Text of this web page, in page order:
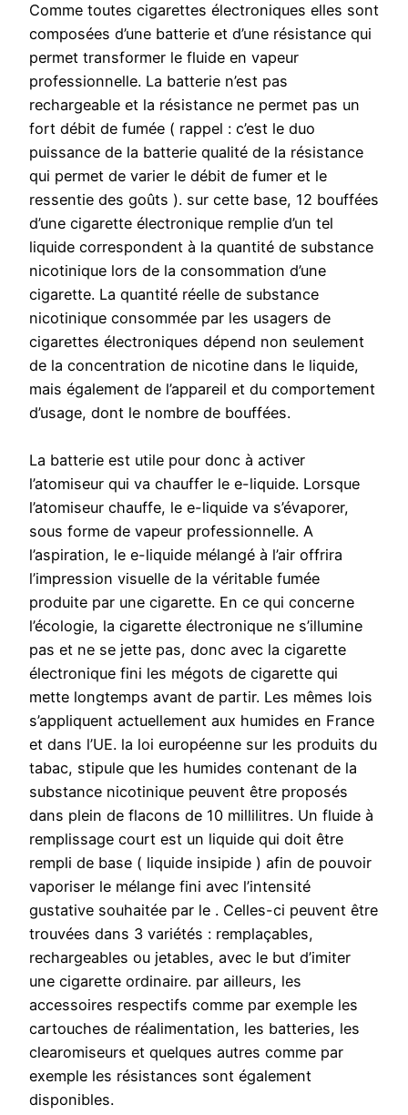
Comme toutes cigarettes électroniques elles sont
composées d’une batterie et d’une résistance qui
permet transformer le fluide en vapeur
professionnelle. La batterie n’est pas
rechargeable et la résistance ne permet pas un
fort débit de fumée ( rappel : c’est le duo
puissance de la batterie qualité de la résistance
qui permet de varier le débit de fumer et le
ressentie des goûts ). sur cette base, 12 bouffées
d’une cigarette électronique remplie d’un tel
liquide correspondent à la quantité de substance
nicotinique lors de la consommation d’une
cigarette. La quantité réelle de substance
nicotinique consommée par les usagers de
cigarettes électroniques dépend non seulement
de la concentration de nicotine dans le liquide,
mais également de l’appareil et du comportement
d’usage, dont le nombre de bouffées.
La batterie est utile pour donc à activer
l’atomiseur qui va chauffer le e-liquide. Lorsque
l’atomiseur chauffe, le e-liquide va s’évaporer,
sous forme de vapeur professionnelle. A
l’aspiration, le e-liquide mélangé à l’air offrira
l’impression visuelle de la véritable fumée
produite par une cigarette. En ce qui concerne
l’écologie, la cigarette électronique ne s’illumine
pas et ne se jette pas, donc avec la cigarette
électronique fini les mégots de cigarette qui
mette longtemps avant de partir. Les mêmes lois
s’appliquent actuellement aux humides en France
et dans l’UE. la loi européenne sur les produits du
tabac, stipule que les humides contenant de la
substance nicotinique peuvent être proposés
dans plein de flacons de 10 millilitres. Un fluide à
remplissage court est un liquide qui doit être
rempli de base ( liquide insipide ) afin de pouvoir
vaporiser le mélange fini avec l’intensité
gustative souhaitée par le . Celles-ci peuvent être
trouvées dans 3 variétés : remplaçables,
rechargeables ou jetables, avec le but d’imiter
une cigarette ordinaire. par ailleurs, les
accessoires respectifs comme par exemple les
cartouches de réalimentation, les batteries, les
clearomiseurs et quelques autres comme par
exemple les résistances sont également
disponibles.